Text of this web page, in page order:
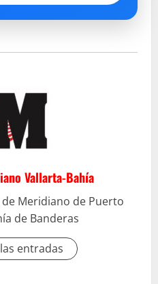
Vallarta-Bahía
Meridiano de Puerto
de Banderas
entradas